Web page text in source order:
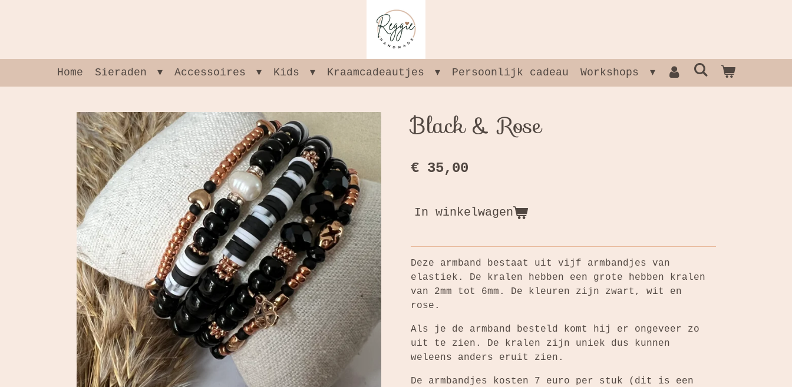
hoofdinhoudHome Sieraden Accessoires Kids Kraamcadeautjes Persoonlijk cadeau Workshops
Black & Rose
€ 35,00
In winkelwagen
Deze armband bestaat uit vijf armbandjes van
elastiek. De kralen hebben een grote hebben kralen
van 2mm tot 6mm. De kleuren zijn zwart, wit en
rose.
Als je de armband besteld komt hij er ongeveer zo
uit te zien. De kralen zijn uniek dus kunnen
weleens anders eruit zien.
De armbandjes kosten 7 euro per stuk (dit is een